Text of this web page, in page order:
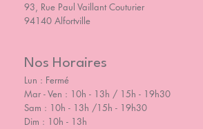
93, Rue Paul Vaillant Couturier
94140 Alfortville
Nos Horaires
Lun : Fermé
Mar - Ven : 10h - 13h / 15h - 19h30
Sam : 10h - 13h /15h - 19h30
Dim : 10h - 13h